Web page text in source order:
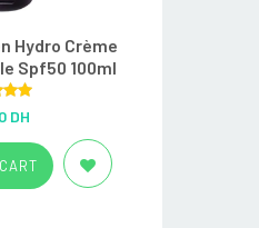
Hydro Crème
Spf50 100ml
5.00
5
DH